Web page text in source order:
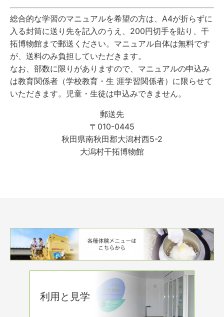
総合的な学習のマニュアルを希望の方は、A4が折らずに
入る封筒に送り先を記入のうえ、200円切手を貼り、干
拓博物館まで郵送ください。マニュアル自体は無料です
が、送料のみ負担していただきます。
なお、部数に限りがありますので、マニュアルの申込み
は教育関係者（学校教育・生 涯学習関係者）に限らせて
いただきます。児童・生徒は申込みできません。
郵送先
〒010-0445
秋田県南秋田郡大潟村西5-2
大潟村干拓博物館
利用と見学